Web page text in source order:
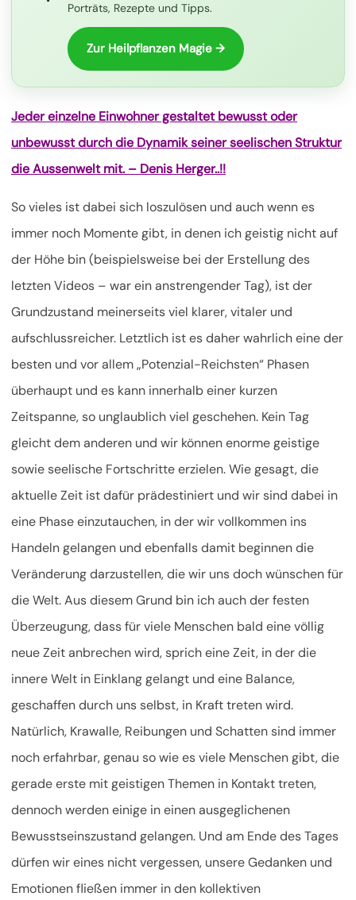
Porträts, Rezepte und Tipps.
Zur Heilpflanzen Magie →
Jeder einzelne Einwohner gestaltet bewusst oder
unbewusst durch die Dynamik seiner seelischen Struktur
die Aussenwelt mit. – Denis Herger..!!
So vieles ist dabei sich loszulösen und auch wenn es
immer noch Momente gibt, in denen ich geistig nicht auf
der Höhe bin (beispielsweise bei der Erstellung des
letzten Videos – war ein anstrengender Tag), ist der
Grundzustand meinerseits viel klarer, vitaler und
aufschlussreicher. Letztlich ist es daher wahrlich eine der
besten und vor allem „Potenzial-Reichsten“ Phasen
überhaupt und es kann innerhalb einer kurzen
Zeitspanne, so unglaublich viel geschehen. Kein Tag
gleicht dem anderen und wir können enorme geistige
sowie seelische Fortschritte erzielen. Wie gesagt, die
aktuelle Zeit ist dafür prädestiniert und wir sind dabei in
eine Phase einzutauchen, in der wir vollkommen ins
Handeln gelangen und ebenfalls damit beginnen die
Veränderung darzustellen, die wir uns doch wünschen für
die Welt. Aus diesem Grund bin ich auch der festen
Überzeugung, dass für viele Menschen bald eine völlig
neue Zeit anbrechen wird, sprich eine Zeit, in der die
innere Welt in Einklang gelangt und eine Balance,
geschaffen durch uns selbst, in Kraft treten wird.
Natürlich, Krawalle, Reibungen und Schatten sind immer
noch erfahrbar, genau so wie es viele Menschen gibt, die
gerade erste mit geistigen Themen in Kontakt treten,
dennoch werden einige in einen ausgeglichenen
Bewusstseinszustand gelangen. Und am Ende des Tages
dürfen wir eines nicht vergessen, unsere Gedanken und
Emotionen fließen immer in den kollektiven